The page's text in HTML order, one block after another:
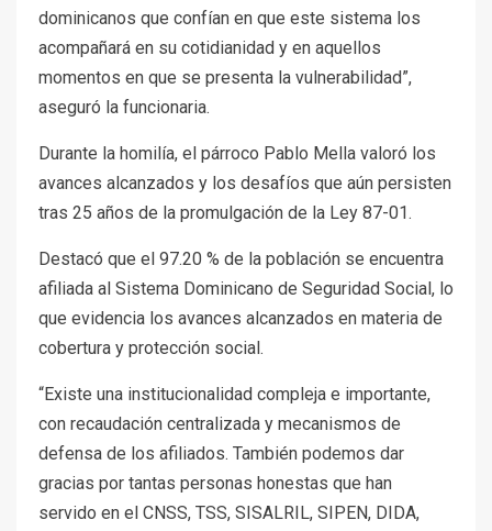
dominicanos que confían en que este sistema los
acompañará en su cotidianidad y en aquellos
momentos en que se presenta la vulnerabilidad”,
aseguró la funcionaria.
Durante la homilía, el párroco Pablo Mella valoró los
avances alcanzados y los desafíos que aún persisten
tras 25 años de la promulgación de la Ley 87-01.
Destacó que el 97.20 % de la población se encuentra
afiliada al Sistema Dominicano de Seguridad Social, lo
que evidencia los avances alcanzados en materia de
cobertura y protección social.
“Existe una institucionalidad compleja e importante,
con recaudación centralizada y mecanismos de
defensa de los afiliados. También podemos dar
gracias por tantas personas honestas que han
servido en el CNSS, TSS, SISALRIL, SIPEN, DIDA,